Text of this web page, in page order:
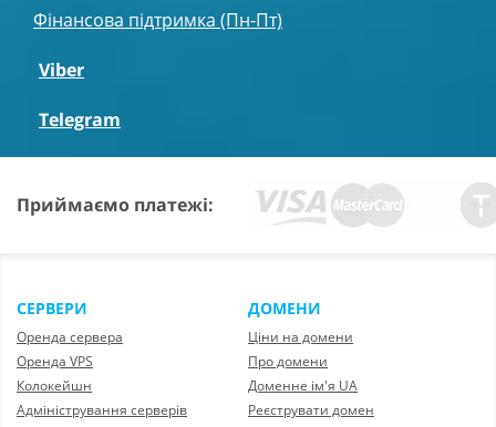
Фінансова підтримка (Пн-Пт)
Viber
Telegram
Приймаємо платежі:
СЕРВЕРИ
Оренда сервера
Оренда VPS
Колокейшн
Адміністрування серверів
ДОМЕНИ
Ціни на домени
Про домени
Доменне ім'я UA
Реєструвати домен